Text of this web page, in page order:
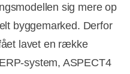
sig mere op
byggemarked. Derfor
lavet en række
system, ASPECT4